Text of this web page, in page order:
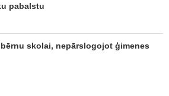
pabalstu
skolai, nepārslogojot ģimenes